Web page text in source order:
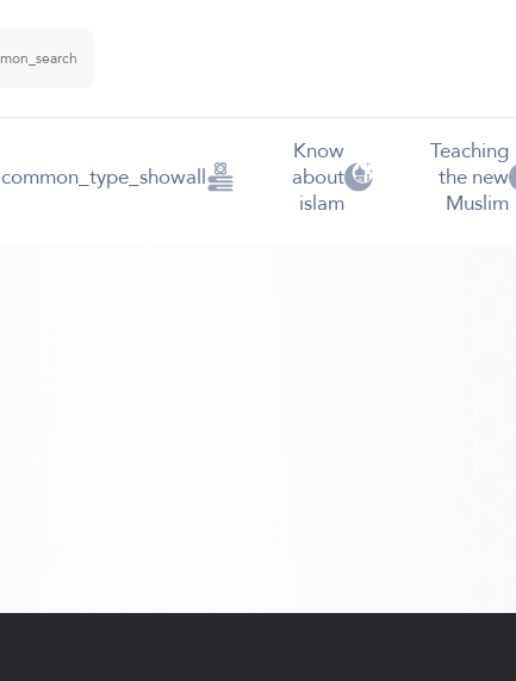
Teaching
the new
Muslim
Know
about
islam
common_type_showall